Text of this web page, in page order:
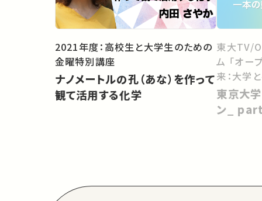
2021年度：高校生と大学生のための
金曜特別講座
ナノメートルの孔（あな）を作って
観て活用する化学
東大TV/
ム 「オー
来：大学
向けて」
東京大
ン_